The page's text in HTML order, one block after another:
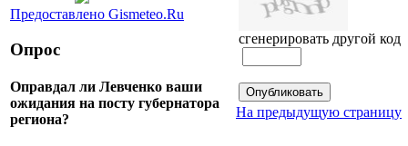
Предоставлено Gismeteo.Ru
Опрос
Оправдал ли Левченко ваши
ожидания на посту губернатора
региона?
сгенерировать другой код
На предыдущую страницу